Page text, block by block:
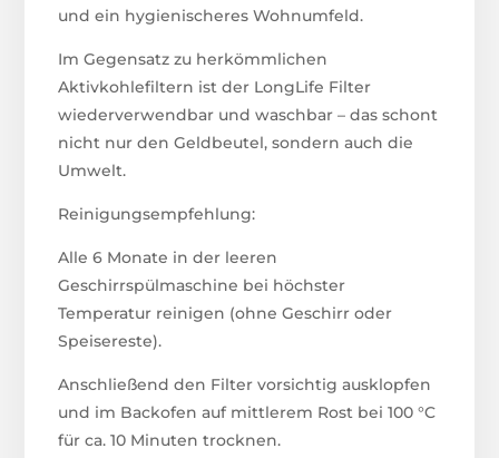
und ein hygienischeres Wohnumfeld.
Im Gegensatz zu herkömmlichen
Aktivkohlefiltern ist der LongLife Filter
wiederverwendbar und waschbar – das schont
nicht nur den Geldbeutel, sondern auch die
Umwelt.
Reinigungsempfehlung:
Alle 6 Monate in der leeren
Geschirrspülmaschine bei höchster
Temperatur reinigen (ohne Geschirr oder
Speisereste).
Anschließend den Filter vorsichtig ausklopfen
und im Backofen auf mittlerem Rost bei 100 °C
für ca. 10 Minuten trocknen.